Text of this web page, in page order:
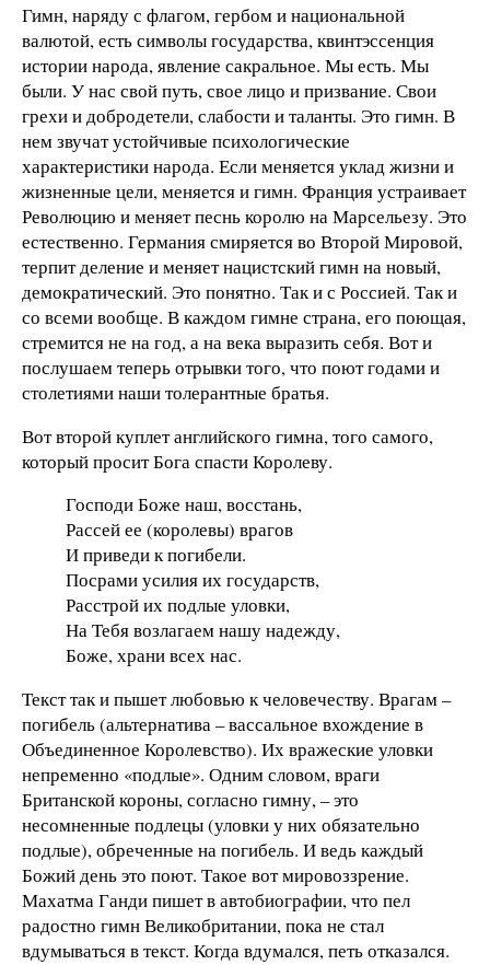
Гимн, наряду с флагом, гербом и национальной
валютой, есть символы государства, квинтэссенция
истории народа, явление сакральное. Мы есть. Мы
были. У нас свой путь, свое лицо и призвание. Свои
грехи и добродетели, слабости и таланты. Это гимн. В
нем звучат устойчивые психологические
характеристики народа. Если меняется уклад жизни и
жизненные цели, меняется и гимн. Франция устраивает
Революцию и меняет песнь королю на Марсельезу. Это
естественно. Германия смиряется во Второй Мировой,
терпит деление и меняет нацистский гимн на новый,
демократический. Это понятно. Так и с Россией. Так и
со всеми вообще. В каждом гимне страна, его поющая,
стремится не на год, а на века выразить себя. Вот и
послушаем теперь отрывки того, что поют годами и
столетиями наши толерантные братья.
Вот второй куплет английского гимна, того самого,
который просит Бога спасти Королеву.
Господи Боже наш, восстань,
Рассей ее (королевы) врагов
И приведи к погибели.
Посрами усилия их государств,
Расстрой их подлые уловки,
На Тебя возлагаем нашу надежду,
Боже, храни всех нас.
Текст так и пышет любовью к человечеству. Врагам –
погибель (альтернатива – вассальное вхождение в
Объединенное Королевство). Их вражеские уловки
непременно «подлые». Одним словом, враги
Британской короны, согласно гимну, – это
несомненные подлецы (уловки у них обязательно
подлые), обреченные на погибель. И ведь каждый
Божий день это поют. Такое вот мировоззрение.
Махатма Ганди пишет в автобиографии, что пел
радостно гимн Великобритании, пока не стал
вдумываться в текст. Когда вдумался, петь отказался.